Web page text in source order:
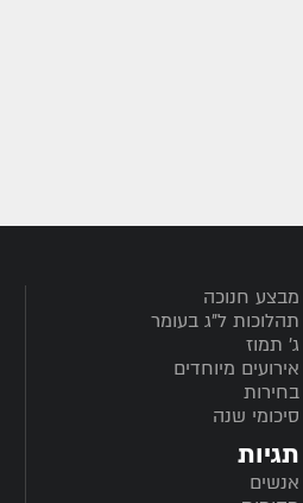
מבצע חנוכה
תהלוכות ל"ג בעומר
ג' תמוז
אירועים מיוחדים
בחירות
סיכומי שנה
תגיות
אנשים